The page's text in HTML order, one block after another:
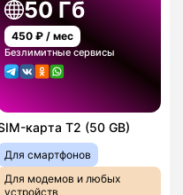
50 Гб
450 ₽ / мес
Безлимитные сервисы
карта T2 (50 GB)
Для смартфонов
Для модемов и любых
устройств